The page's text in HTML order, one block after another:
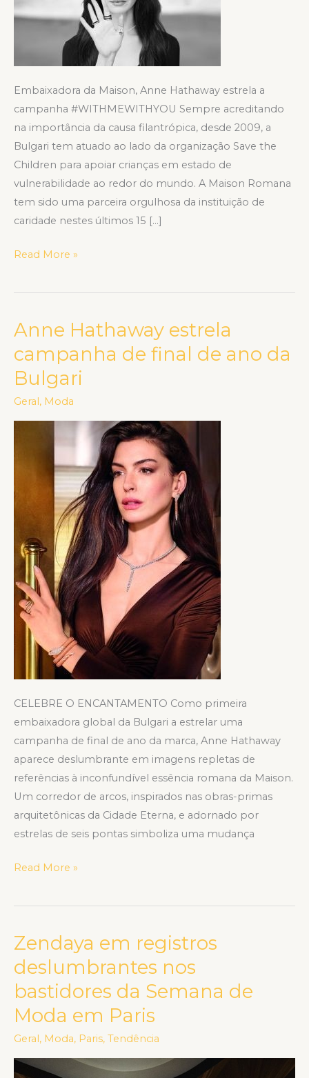
Embaixadora da Maison, Anne Hathaway estrela a
campanha #WITHMEWITHYOU Sempre acreditando
na importância da causa filantrópica, desde 2009, a
Bulgari tem atuado ao lado da organização Save the
Children para apoiar crianças em estado de
vulnerabilidade ao redor do mundo. A Maison Romana
tem sido uma parceira orgulhosa da instituição de
caridade nestes últimos 15 […]
parceria
novo
Read More »
Anne Hathaway estrela
campanha de final de ano da
Bulgari
Geral, Moda
CELEBRE O ENCANTAMENTO Como primeira
embaixadora global da Bulgari a estrelar uma
campanha de final de ano da marca, Anne Hathaway
aparece deslumbrante em imagens repletas de
referências à inconfundível essência romana da Maison.
Um corredor de arcos, inspirados nas obras-primas
arquitetônicas da Cidade Eterna, e adornado por
estrelas de seis pontas simboliza uma mudança
Anne
estrela
campanha
de
final
Bulgari
Read More »
Zendaya em registros
deslumbrantes nos
bastidores da Semana de
Moda em Paris
Geral, Moda, Paris, Tendência
Zendaya
em
registros
deslumbrantes
nos
bastidores
Semana